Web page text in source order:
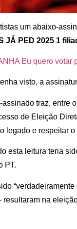
um abaixo-
JÁ PED 2025 1
Eu quero votar
visto, a
traz, entre
de Eleição
legado e respeitar o
esta leitura teria
PT.
na